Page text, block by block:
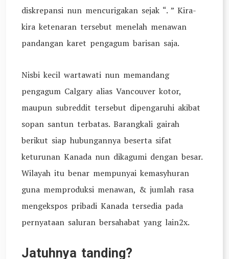
diskrepansi nun mencurigakan sejak “. ” Kira-
kira ketenaran tersebut menelah menawan
pandangan karet pengagum barisan saja.
Nisbi kecil wartawati nun memandang
pengagum Calgary alias Vancouver kotor,
maupun subreddit tersebut dipengaruhi akibat
sopan santun terbatas. Barangkali gairah
berikut siap hubungannya beserta sifat
keturunan Kanada nun dikagumi dengan besar.
Wilayah itu benar mempunyai kemasyhuran
guna memproduksi menawan, & jumlah rasa
mengekspos pribadi Kanada tersedia pada
pernyataan saluran bersahabat yang lain2x.
Jatuhnya tanding?